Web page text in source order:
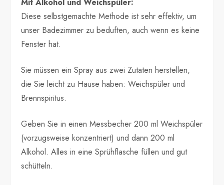
Mit Alkohol und Weichspüler:
Diese selbstgemachte Methode ist sehr effektiv, um
unser Badezimmer zu beduften, auch wenn es keine
Fenster hat.
Sie müssen ein Spray aus zwei Zutaten herstellen,
die Sie leicht zu Hause haben: Weichspüler und
Brennspiritus.
Geben Sie in einen Messbecher 200 ml Weichspüler
(vorzugsweise konzentriert) und dann 200 ml
Alkohol. Alles in eine Sprühflasche füllen und gut
schütteln.